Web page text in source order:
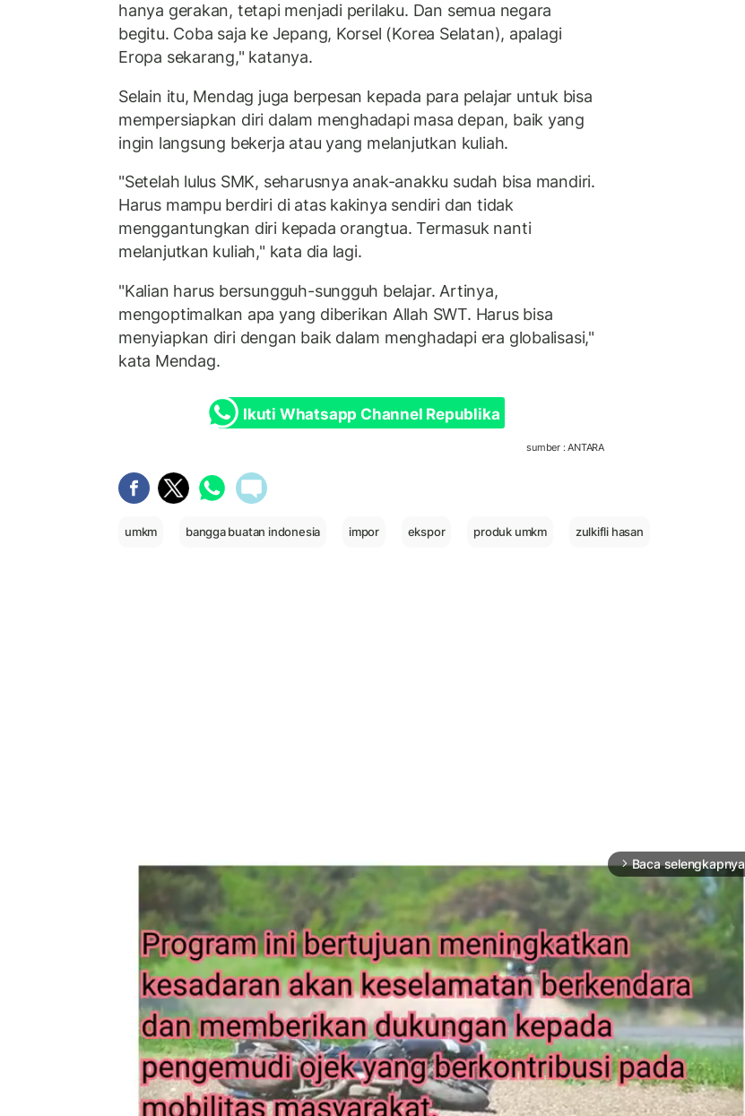
hanya gerakan, tetapi menjadi perilaku. Dan semua negara
begitu. Coba saja ke Jepang, Korsel (Korea Selatan), apalagi
Eropa sekarang," katanya.
Selain itu, Mendag juga berpesan kepada para pelajar untuk bisa
mempersiapkan diri dalam menghadapi masa depan, baik yang
ingin langsung bekerja atau yang melanjutkan kuliah.
"Setelah lulus SMK, seharusnya anak-anakku sudah bisa mandiri.
Harus mampu berdiri di atas kakinya sendiri dan tidak
menggantungkan diri kepada orangtua. Termasuk nanti
melanjutkan kuliah," kata dia lagi.
"Kalian harus bersungguh-sungguh belajar. Artinya,
mengoptimalkan apa yang diberikan Allah SWT. Harus bisa
menyiapkan diri dengan baik dalam menghadapi era globalisasi,"
kata Mendag.
Ikuti Whatsapp Channel Republika
sumber : ANTARA
umkm bangga buatan indonesia impor ekspor produk umkm zulkifli hasan
arrow_forward_ios Baca selengkapnya